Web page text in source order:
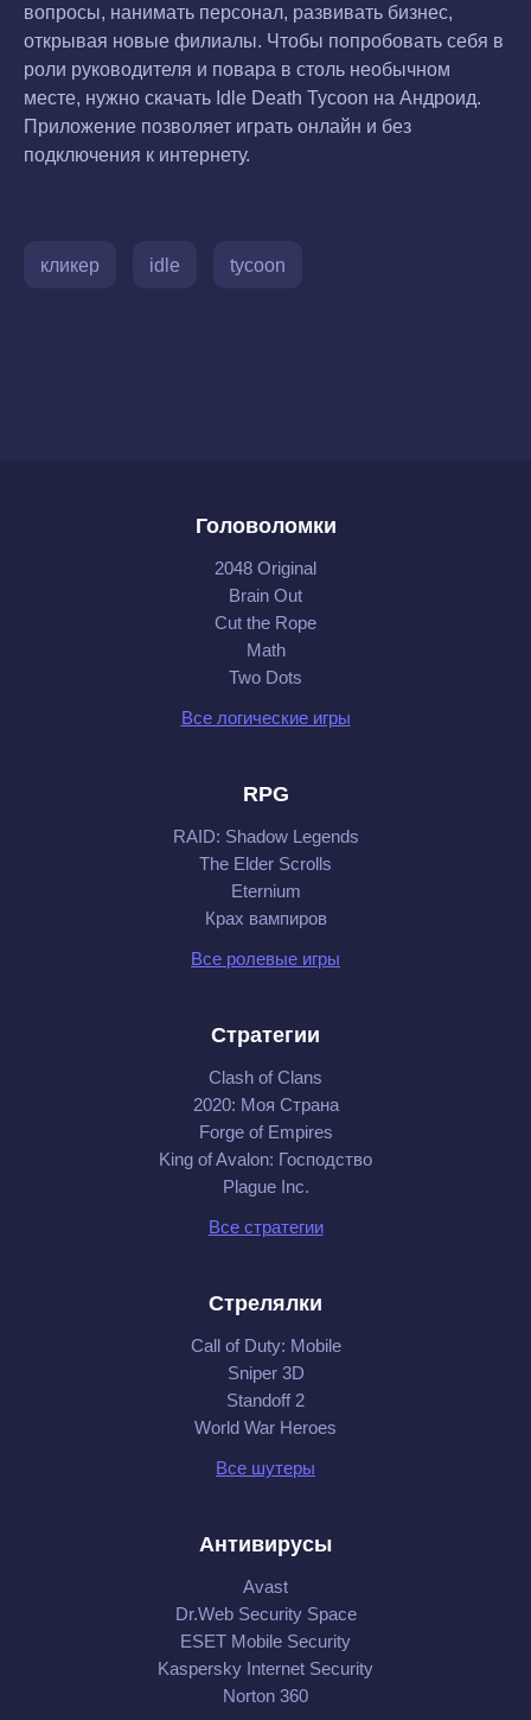
вопросы, нанимать персонал, развивать бизнес,
открывая новые филиалы. Чтобы попробовать себя в
роли руководителя и повара в столь необычном
месте, нужно скачать Idle Death Tycoon на Андроид.
Приложение позволяет играть онлайн и без
подключения к интернету.
кликер idle tycoon
Головоломки
2048 Original
Brain Out
Cut the Rope
Math
Two Dots
Все логические игры
RPG
RAID: Shadow Legends
The Elder Scrolls
Eternium
Крах вампиров
Все ролевые игры
Стратегии
Clash of Clans
2020: Моя Cтрана
Forge of Empires
King of Avalon: Господство
Plague Inc.
Все стратегии
Стрелялки
Call of Duty: Mobile
Sniper 3D
Standoff 2
World War Heroes
Все шутеры
Антивирусы
Avast
Dr.Web Security Space
ESET Mobile Security
Kaspersky Internet Security
Norton 360